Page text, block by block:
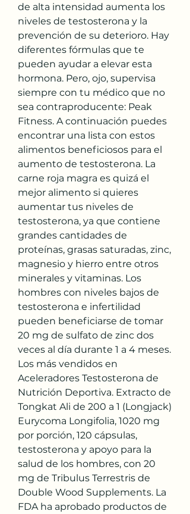
de alta intensidad aumenta los
niveles de testosterona y la
prevención de su deterioro. Hay
diferentes fórmulas que te
pueden ayudar a elevar esta
hormona. Pero, ojo, supervisa
siempre con tu médico que no
sea contraproducente: Peak
Fitness. A continuación puedes
encontrar una lista con estos
alimentos beneficiosos para el
aumento de testosterona. La
carne roja magra es quizá el
mejor alimento si quieres
aumentar tus niveles de
testosterona, ya que contiene
grandes cantidades de
proteínas, grasas saturadas, zinc,
magnesio y hierro entre otros
minerales y vitaminas. Los
hombres con niveles bajos de
testosterona e infertilidad
pueden beneficiarse de tomar
20 mg de sulfato de zinc dos
veces al día durante 1 a 4 meses.
Los más vendidos en
Aceleradores Testosterona de
Nutrición Deportiva. Extracto de
Tongkat Ali de 200 a 1 (Longjack)
Eurycoma Longifolia, 1020 mg
por porción, 120 cápsulas,
testosterona y apoyo para la
salud de los hombres, con 20
mg de Tribulus Terrestris de
Double Wood Supplements. La
FDA ha aprobado productos de